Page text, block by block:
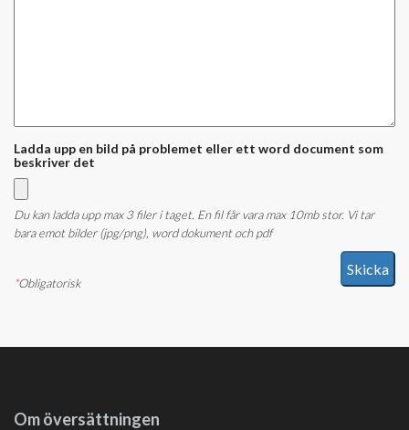
Ladda upp en bild på problemet eller ett word document som
beskriver det
Du kan ladda upp max 3 filer i taget. En fil får vara max 10mb stor. Vi tar
bara emot bilder (jpg/png), word dokument och pdf
*Obligatorisk
Om översättningen